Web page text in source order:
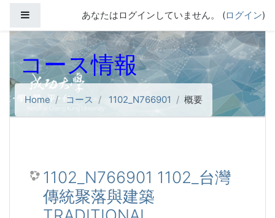
サイドパネルあなたはログインしていません。 (ログイン)
コース情報
Home コース 1102_N766901 概要
1102_N766901 1102_台灣
傳統聚落與建築